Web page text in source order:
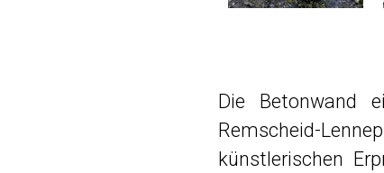
Die Betonwand
Remscheid-
künstlerischen